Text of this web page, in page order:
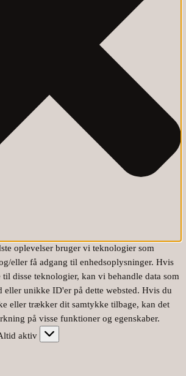
oplevelser bruger vi teknologier som
eller få adgang til enhedsoplysninger. Hvis
disse teknologier, kan vi behandle data som
unikke ID'er på dette websted. Hvis du
eller trækker dit samtykke tilbage, kan det
på visse funktioner og egenskaber.
aktiv